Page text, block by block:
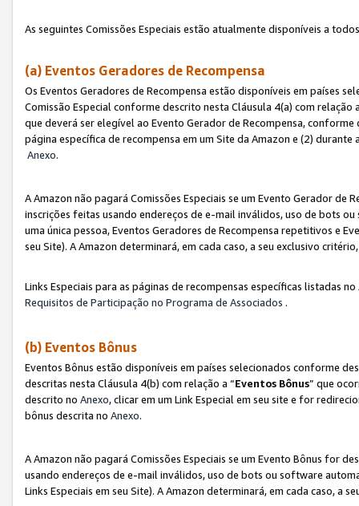
As seguintes Comissões Especiais estão atualmente disponíveis a
(a) Eventos Geradores de Recompensa
Os Eventos Geradores de Recompensa estão disponíveis em países
Comissão Especial conforme descrito nesta Cláusula 4(a) com relação
que deverá ser elegível ao Evento Gerador de Recompensa,
página específica de recompensa em um Site da Amazon e (2)
Anexo.
A Amazon não pagará Comissões Especiais se um Evento Gerador
inscrições feitas usando endereços de e-mail inválidos, uso de bots
uma única pessoa, Eventos Geradores de Recompensa repetitivos e
seu Site). A Amazon determinará, em cada caso, a seu exclusivo
Links Especiais para as páginas de recompensas específicas listadas no
Requisitos de Participação no Programa de Associados .
(b) Eventos Bônus
Eventos Bônus estão disponíveis em países selecionados conforme
descritas nesta Cláusula 4(b) com relação a “Eventos Bônus” que
descrito no Anexo, clicar em um Link Especial em seu site e for
bônus descrita no Anexo.
A Amazon não pagará Comissões Especiais se um Evento Bônus for
usando endereços de e-mail inválidos, uso de bots ou software
Links Especiais em seu Site). A Amazon determinará, em cada caso, a